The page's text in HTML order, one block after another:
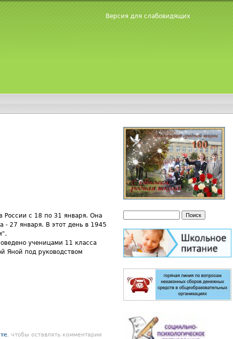
Версия для слабовидящих
России с 18 по 31 января. Она
27 января. В этот день в 1945
ученицами 11 класса
Яной под руководством
, чтобы оставлять комментарии